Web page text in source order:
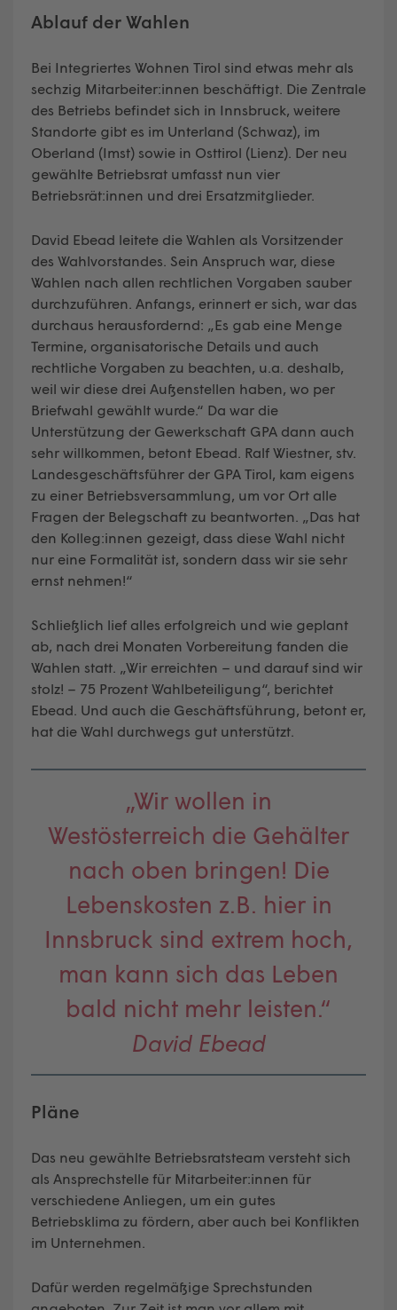
Ablauf der Wahlen
Bei Integriertes Wohnen Tirol sind etwas mehr als
sechzig Mitarbeiter:innen beschäftigt. Die Zentrale
des Betriebs befindet sich in Innsbruck, weitere
Standorte gibt es im Unterland (Schwaz), im
Oberland (Imst) sowie in Osttirol (Lienz). Der neu
gewählte Betriebsrat umfasst nun vier
Betriebsrät:innen und drei Ersatzmitglieder.
David Ebead leitete die Wahlen als Vorsitzender
des Wahlvorstandes. Sein Anspruch war, diese
Wahlen nach allen rechtlichen Vorgaben sauber
durchzuführen. Anfangs, erinnert er sich, war das
durchaus herausfordernd: „Es gab eine Menge
Termine, organisatorische Details und auch
rechtliche Vorgaben zu beachten, u.a. deshalb,
weil wir diese drei Außenstellen haben, wo per
Briefwahl gewählt wurde.“ Da war die
Unterstützung der Gewerkschaft GPA dann auch
sehr willkommen, betont Ebead. Ralf Wiestner, stv.
Landesgeschäftsführer der GPA Tirol, kam eigens
zu einer Betriebsversammlung, um vor Ort alle
Fragen der Belegschaft zu beantworten. „Das hat
den Kolleg:innen gezeigt, dass diese Wahl nicht
nur eine Formalität ist, sondern dass wir sie sehr
ernst nehmen!“
Schließlich lief alles erfolgreich und wie geplant
ab, nach drei Monaten Vorbereitung fanden die
Wahlen statt. „Wir erreichten – und darauf sind wir
stolz! – 75 Prozent Wahlbeteiligung“, berichtet
Ebead. Und auch die Geschäftsführung, betont er,
hat die Wahl durchwegs gut unterstützt.
„Wir wollen in
Westösterreich die Gehälter
nach oben bringen! Die
Lebenskosten z.B. hier in
Innsbruck sind extrem hoch,
man kann sich das Leben
bald nicht mehr leisten.“
David Ebead
Pläne
Das neu gewählte Betriebsratsteam versteht sich
als Ansprechstelle für Mitarbeiter:innen für
verschiedene Anliegen, um ein gutes
Betriebsklima zu fördern, aber auch bei Konflikten
im Unternehmen.
Dafür werden regelmäßige Sprechstunden